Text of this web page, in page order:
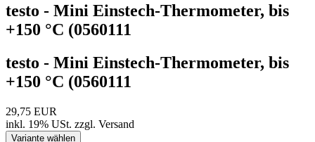
testo - Mini Einstech-Thermometer, bis
+150 °C (0560111
testo - Mini Einstech-Thermometer, bis
+150 °C (0560111
29,75 EUR
inkl. 19% USt. zzgl. Versand
Variante wählen